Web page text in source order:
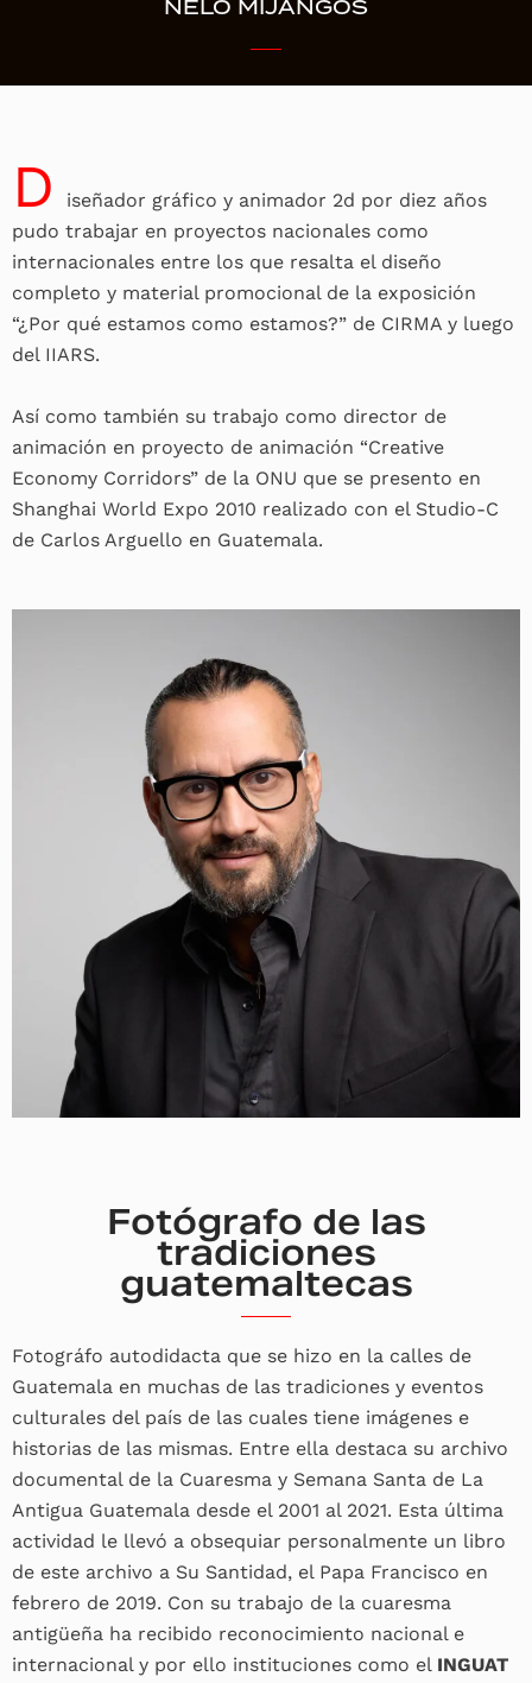
NELO MIJANGOS
D
iseñador gráfico y animador 2d por diez años
pudo trabajar en proyectos nacionales como
internacionales entre los que resalta el diseño
completo y material promocional de la exposición
“¿Por qué estamos como estamos?” de CIRMA y luego
del IIARS.
Así como también su trabajo como director de
animación en proyecto de animación “Creative
Economy Corridors” de la ONU que se presento en
Shanghai World Expo 2010 realizado con el Studio-C
de Carlos Arguello en Guatemala.
Fotógrafo de las
tradiciones
guatemaltecas
Fotográfo autodidacta que se hizo en la calles de
Guatemala en muchas de las tradiciones y eventos
culturales del país de las cuales tiene imágenes e
historias de las mismas. Entre ella destaca su archivo
documental de la Cuaresma y Semana Santa de La
Antigua Guatemala desde el 2001 al 2021. Esta última
actividad le llevó a obsequiar personalmente un libro
de este archivo a Su Santidad, el Papa Francisco en
febrero de 2019. Con su trabajo de la cuaresma
antigüeña ha recibido reconocimiento nacional e
internacional y por ello instituciones como el INGUAT